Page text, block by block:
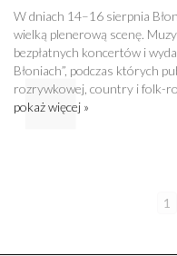
W dniach 14–16 sierpnia
wielką plenerową scenę.
bezpłatnych koncertów i
Błoniach”, podczas których
rozrywkowej, country i folk-
pokaż więcej »
1